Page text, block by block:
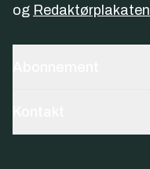
og Redaktørplakaten